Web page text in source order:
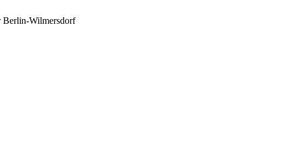
Berlin-Wilmersdorf